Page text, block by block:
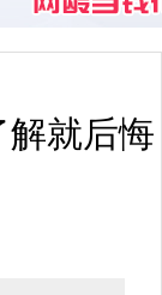
解就后悔